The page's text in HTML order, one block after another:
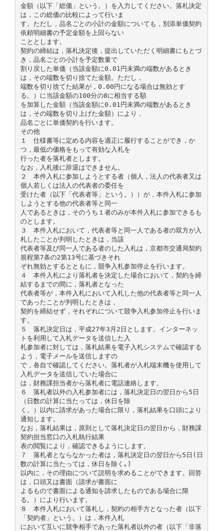
金額（以下「総価」という。）を入力してください。落札決定
は，この総価の比較によって行いま
す。ただし，品名ごとの小計の金額についても，別添単価契約
依頼明細書の予定金額を上回らない
こととします。
契約の締結は，落札決定後，提出していただく明細書にもとづ
き，品名ごとの小計を予定数量で
割り戻した単価（当該金額に0.01円未満の端数があるとき
は，その端数を切り捨てた金額。ただし，
端数を切り捨てた結果が，0.00円になる場合は無効とす
る。）に当該金額の100分の8に相当する額
を加算した金額（当該金額に0.01円未満の端数があるとき
は，その端数を切り上げた金額）により，
品名ごとに単価契約を行います。
その他
１ 仕様書等に定める内容を適正に履行することができ，か
つ，最低の価格をもって有効な入札を
行った者を落札者とします。
なお，入札後に辞退はできません。
２ 本件入札に参加しようとする者（個人，法人の代表者又は
個人若しくは法人の代表者の委任を
受けた者（以下「代表者等」という。））が，本件入札に参加
しようとする他の代表者等と同一
人であるときは，そのうち１者のみが本件入札に参加できるも
のとします。
３ 本件入札において，代表者等と同一人である者の双方が入
札したことが判明したときは，当該
代表者等及び同一人である者のした入札は，京都市交通局契約
規程第7条の2第13号に基づきそれ
ぞれ無効とするとともに，競争入札参加停止を行います。
４ 本件入札により落札者を決定した場合において，契約を締
結するまでの間に，落札者となった
代表者等が，本件入札において入札した他の代表者等と同一人
であったことが判明したときは，
契約を締結せず，それぞれについて競争入札参加停止を行いま
す。
５ 落札決定日は，平成27年3月2日とします。インターネッ
トを利用して入札データを送信した入
札参加者に対しては，落札結果を電子入札システムで確認する
よう，電子メールを送信しますの
で，各自で確認してください。落札者が入札端末機を使用して
入札データを送信していた場合に
は，財務課担当者から落札者に電話連絡します。
６ 落札者以外の入札参加者には，落札決定日の翌日から5日
（日数の計算に当たっては，休日を除
く。）以内に請求があった場合に限り，落札結果を口頭により
通知します。
なお，落札結果は，原則として落札決定日の翌日から，財務課
契約担当窓口の入札執行結果
表の閲覧により，確認できるようにします。
７ 落札者とならなかった者は，落札決定日の翌日から5日(日
数の計算に当たっては，休日を除く｡)
以内に，その理由について説明を求めることができます。回答
は，口頭又は書面（請求が書面に
よるもので書面による通知を請求したものである場合に限
る。）により行います。
８ 本件入札において落札し，契約の相手方となった者（以下
「契約者」という。）は，本件入札
において互いに競争相手であった落札者以外の者（以下「非落